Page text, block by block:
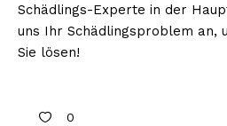
Schädlings-Experte in der
uns Ihr Schädlingsproblem an,
Sie lösen!
0